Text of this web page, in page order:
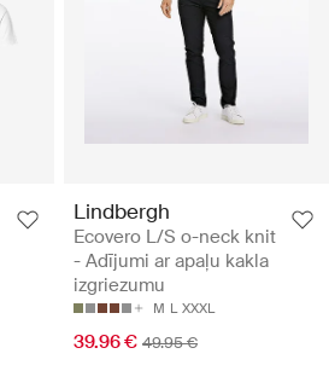
Lindbergh
Ecovero L/S o-neck knit
- Adījumi ar apaļu kakla
izgriezumu
M L XXXL
39.96 € 49.95 €